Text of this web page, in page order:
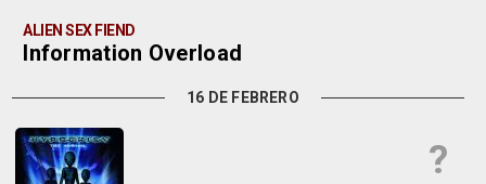
ALIEN SEX FIEND
Information Overload
16 DE FEBRERO
?